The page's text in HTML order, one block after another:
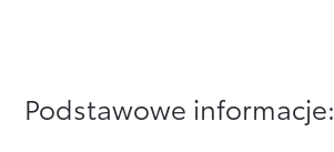
Podstawowe informacje: